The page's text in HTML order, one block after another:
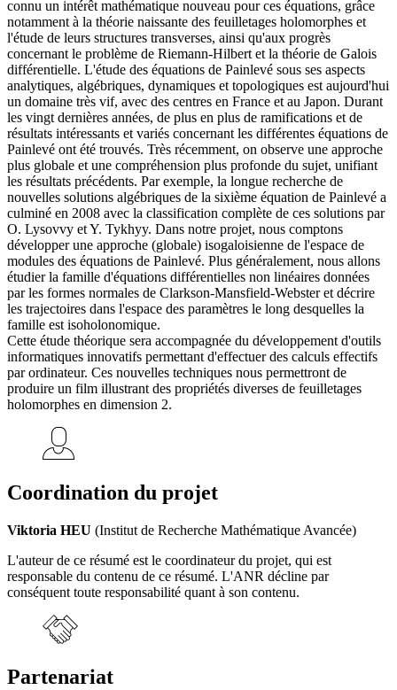
connu un intérêt mathématique nouveau pour ces équations, grâce
notamment à la théorie naissante des feuilletages holomorphes et
l'étude de leurs structures transverses, ainsi qu'aux progrès
concernant le problème de Riemann-Hilbert et la théorie de Galois
différentielle. L'étude des équations de Painlevé sous ses aspects
analytiques, algébriques, dynamiques et topologiques est aujourd'hui
un domaine très vif, avec des centres en France et au Japon. Durant
les vingt dernières années, de plus en plus de ramifications et de
résultats intéressants et variés concernant les différentes équations de
Painlevé ont été trouvés. Très récemment, on observe une approche
plus globale et une compréhension plus profonde du sujet, unifiant
les résultats précédents. Par exemple, la longue recherche de
nouvelles solutions algébriques de la sixième équation de Painlevé a
culminé en 2008 avec la classification complète de ces solutions par
O. Lysovvy et Y. Tykhyy. Dans notre projet, nous comptons
développer une approche (globale) isogaloisienne de l'espace de
modules des équations de Painlevé. Plus généralement, nous allons
étudier la famille d'équations différentielles non linéaires données
par les formes normales de Clarkson-Mansfield-Webster et décrire
les trajectoires dans l'espace des paramètres le long desquelles la
famille est isoholonomique.
Cette étude théorique sera accompagnée du développement d'outils
informatiques innovatifs permettant d'effectuer des calculs effectifs
par ordinateur. Ces nouvelles techniques nous permettront de
produire un film illustrant des propriétés diverses de feuilletages
holomorphes en dimension 2.
Coordination du projet
Viktoria HEU (Institut de Recherche Mathématique Avancée)
L'auteur de ce résumé est le coordinateur du projet, qui est
responsable du contenu de ce résumé. L'ANR décline par
conséquent toute responsabilité quant à son contenu.
Partenariat